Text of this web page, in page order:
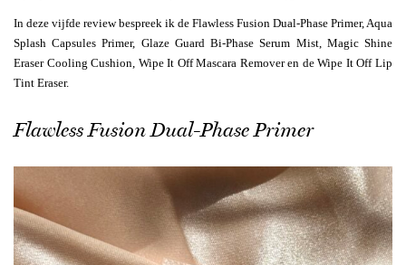
In deze vijfde review bespreek ik de Flawless Fusion Dual-Phase Primer, Aqua
Splash Capsules Primer, Glaze Guard Bi-Phase Serum Mist, Magic Shine
Eraser Cooling Cushion, Wipe It Off Mascara Remover en de Wipe It Off Lip
Tint Eraser.
Flawless Fusion Dual-Phase Primer